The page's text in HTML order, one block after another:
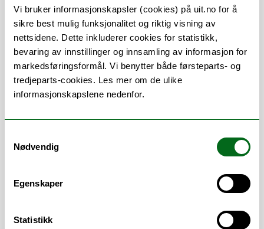
Vi bruker informasjonskapsler (cookies) på uit.no for å
sikre best mulig funksjonalitet og riktig visning av
nettsidene. Dette inkluderer cookies for statistikk,
bevaring av innstillinger og innsamling av informasjon for
markedsføringsformål. Vi benytter både førsteparts- og
tredjeparts-cookies. Les mer om de ulike
informasjonskapslene nedenfor.
Nødvendig
Egenskaper
Statistikk
Om
Forskning og undervisning
CV
Publikasjoner
Her finner du meg